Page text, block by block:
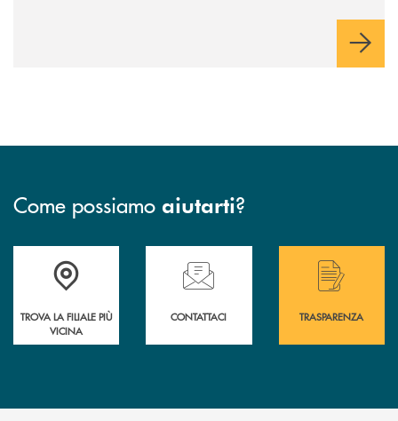
Come possiamo aiutarti?
Accedi all' elenco completo delle filiali .
TROVA LA FILIALE PIÙ
VICINA
Hai bisogno di assistenza immediata?
CONTATTACI
Hai bisogno di
TRASPARENZA